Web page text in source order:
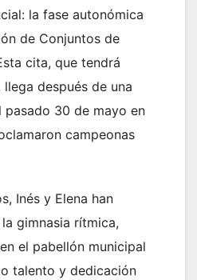
la fase autonómica
de Conjuntos de
cita, que tendrá
después de una
pasado 30 de mayo en
campeonas
Inés y Elena han
gimnasia rítmica,
el pabellón municipal
talento y dedicación